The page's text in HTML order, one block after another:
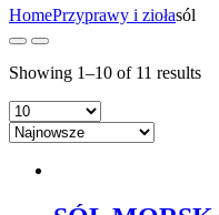
HomePrzyprawy i ziołasól
Showing 1–10 of 11 results